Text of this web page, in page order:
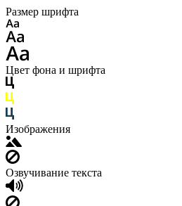
Размер шрифта
Цвет фона и шрифта
Изображения
Озвучивание текста